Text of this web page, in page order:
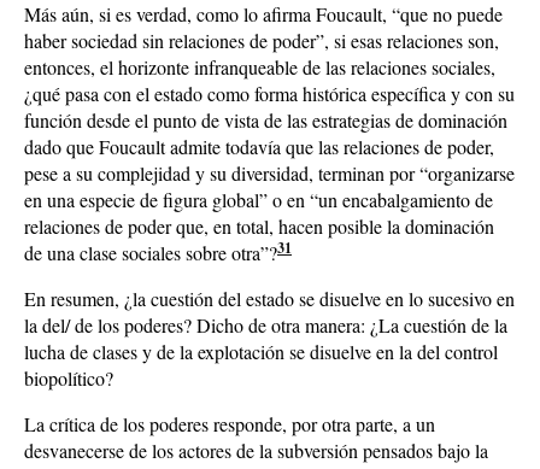
Más aún, si es verdad, como lo afirma Foucault, “que no puede
haber sociedad sin relaciones de poder”, si esas relaciones son,
entonces, el horizonte infranqueable de las relaciones sociales,
¿qué pasa con el estado como forma histórica específica y con su
función desde el punto de vista de las estrategias de dominación
dado que Foucault admite todavía que las relaciones de poder,
pese a su complejidad y su diversidad, terminan por “organizarse
en una especie de figura global” o en “un encabalgamiento de
relaciones de poder que, en total, hacen posible la dominación
de una clase sociales sobre otra”?31
En resumen, ¿la cuestión del estado se disuelve en lo sucesivo en
la del/ de los poderes? Dicho de otra manera: ¿La cuestión de la
lucha de clases y de la explotación se disuelve en la del control
biopolítico?
La crítica de los poderes responde, por otra parte, a un
desvanecerse de los actores de la subversión pensados bajo la